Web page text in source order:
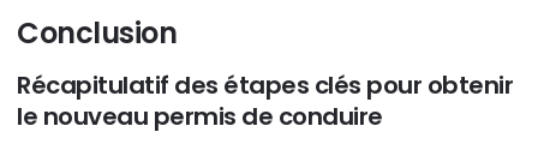
Conclusion
Récapitulatif des étapes clés pour obtenir
le nouveau permis de conduire